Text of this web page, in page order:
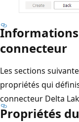
connecteur
Les sections
propriétés qui
connecteur Delta
Propriétés